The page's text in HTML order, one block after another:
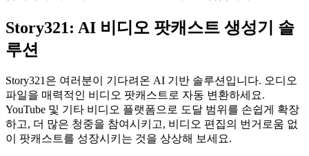
Story321: AI 비디오 팟캐스트 생성기 솔
루션
Story321은 여러분이 기다려온 AI 기반 솔루션입니다. 오디오
파일을 매력적인 비디오 팟캐스트로 자동 변환하세요.
YouTube 및 기타 비디오 플랫폼으로 도달 범위를 손쉽게 확장
하고, 더 많은 청중을 참여시키고, 비디오 편집의 번거로움 없
이 팟캐스트를 성장시키는 것을 상상해 보세요.